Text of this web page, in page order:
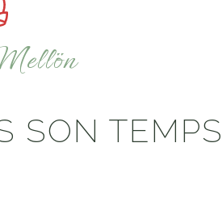
SON TEMPS